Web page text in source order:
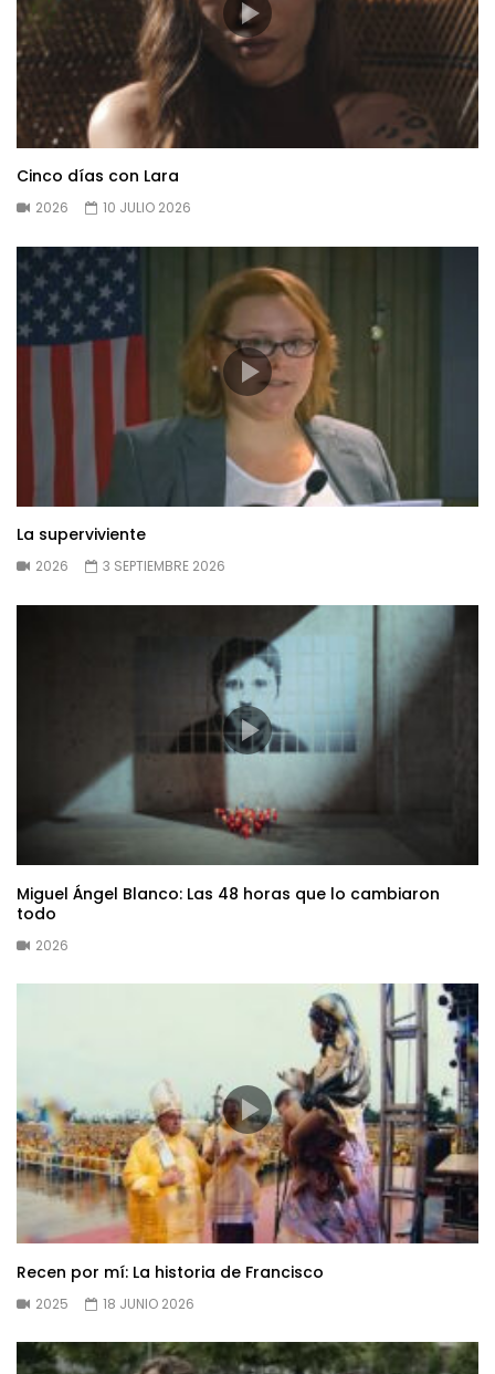
Cinco días con Lara
2026 10 JULIO 2026
La superviviente
2026 3 SEPTIEMBRE 2026
Miguel Ángel Blanco: Las 48 horas que lo cambiaron
todo
2026
Recen por mí: La historia de Francisco
2025 18 JUNIO 2026